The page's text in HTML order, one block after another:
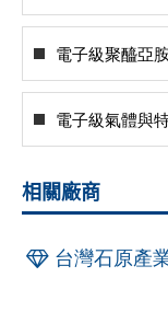
電子級聚醯亞
電子級氣體與
相關廠商
台灣石原產